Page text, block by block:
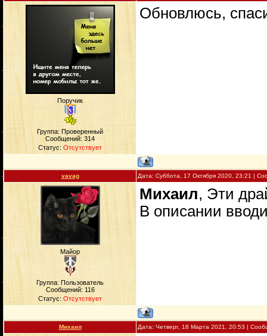
Поручик
Группа: Проверенный
Сообщений: 314
Статус: Отсутствует
Обновлюсь,
vavag Дата: Суббота, 17 Октября 2020, 23:21 |
Майор
Группа: Пользователь
Сообщений: 116
Статус: Отсутствует
Михаил, Эти
В описании
Михаил Дата: Четверг, 18 Марта 2021, 20:53 |